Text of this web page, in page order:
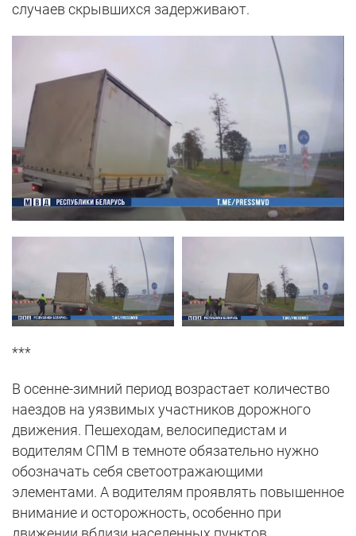
случаев скрывшихся задерживают.
***
В осенне-зимний период возрастает количество
наездов на уязвимых участников дорожного
движения. Пешеходам, велосипедистам и
водителям СПМ в темноте обязательно нужно
обозначать себя светоотражающими
элементами. А водителям проявлять повышенное
внимание и осторожность, особенно при